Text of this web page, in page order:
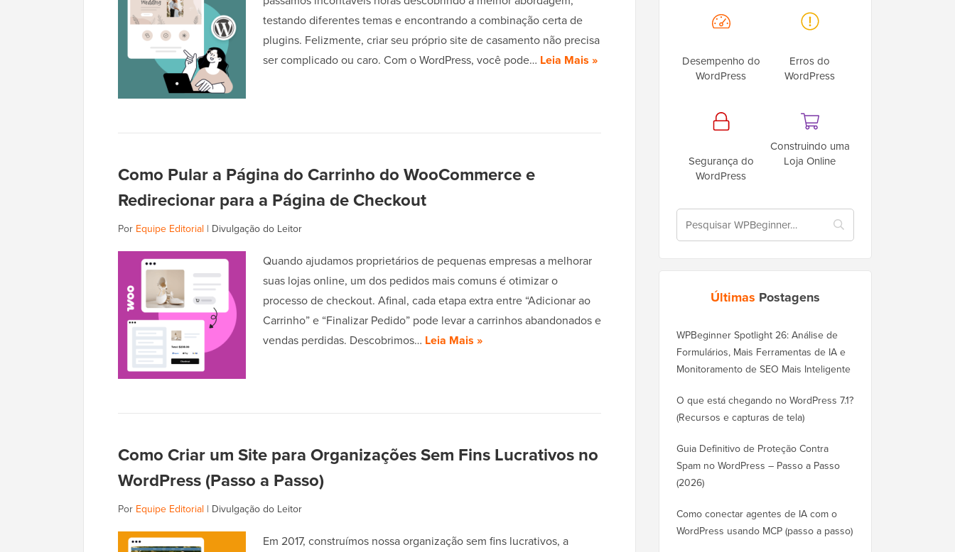
testando diferentes temas e encontrando a combinação certa de
plugins. Felizmente, criar seu próprio site de casamento não precisa
ser complicado ou caro. Com o WordPress, você pode… Leia Mais »
Como Pular a Página do Carrinho do WooCommerce e
Redirecionar para a Página de Checkout
Por Equipe Editorial | Divulgação do Leitor
Quando ajudamos proprietários de pequenas empresas a melhorar
suas lojas online, um dos pedidos mais comuns é otimizar o
processo de checkout. Afinal, cada etapa extra entre “Adicionar ao
Carrinho” e “Finalizar Pedido” pode levar a carrinhos abandonados e
vendas perdidas. Descobrimos… Leia Mais »
Como Criar um Site para Organizações Sem Fins Lucrativos no
WordPress (Passo a Passo)
Por Equipe Editorial | Divulgação do Leitor
Em 2017, construímos nossa organização sem fins lucrativos, a
Desempenho do
WordPress
Erros do
WordPress
Segurança do
WordPress
Construindo uma
Loja Online
Últimas Postagens
WPBeginner Spotlight 26: Análise de
Formulários, Mais Ferramentas de IA e
Monitoramento de SEO Mais Inteligente
O que está chegando no WordPress 7.1?
(Recursos e capturas de tela)
Guia Definitivo de Proteção Contra
Spam no WordPress – Passo a Passo
(2026)
Como conectar agentes de IA com o
WordPress usando MCP (passo a passo)